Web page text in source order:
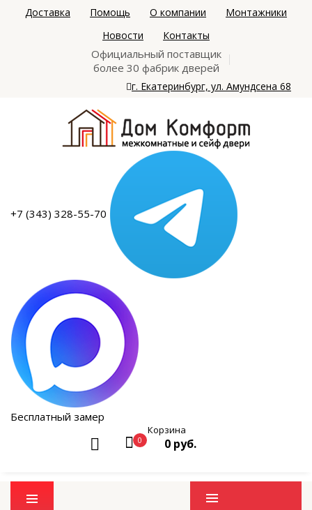
Доставка Помощь О компании
Монтажники
Новости
Контакты
Официальный поставщик
более 30 фабрик дверей
г. Екатеринбург, ул. Амундсена 68
+7 (343) 328-55-70
Бесплатный замер
0
Корзина
0 руб.